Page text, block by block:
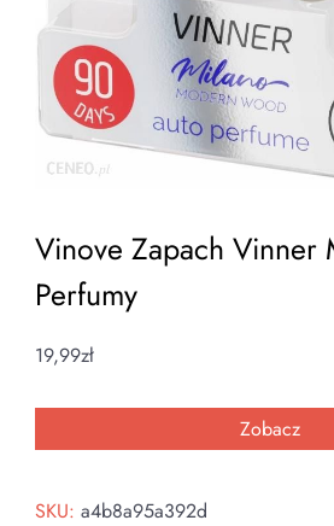
Vinove Zapach Vinner
Perfumy
19,99zł
Zobacz
SKU: a4b8a95a392d